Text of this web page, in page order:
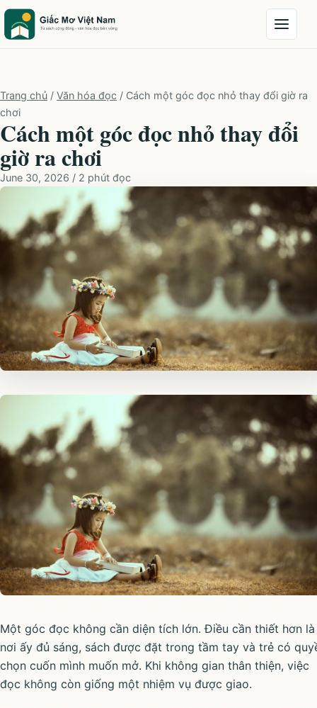
Chuyển đến nội dung
Mở
Trang chủ / Văn hóa đọc / Cách một góc đọc nhỏ thay đổi giờ ra
chơi
Cách một góc đọc nhỏ thay đổi
giờ ra chơi
June 30, 2026 / 2 phút đọc
Một góc đọc không cần diện tích lớn. Điều cần thiết hơn là
nơi ấy đủ sáng, sách được đặt trong tầm tay và trẻ có
chọn cuốn mình muốn mở. Khi không gian thân thiện, việc
đọc không còn giống một nhiệm vụ được giao.